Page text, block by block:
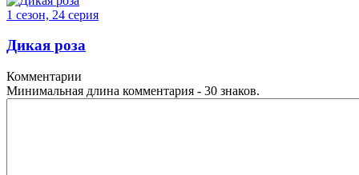
1 сезон, 24 серия
Дикая роза
Комментарии
Минимальная длина комментария - 30 знаков.